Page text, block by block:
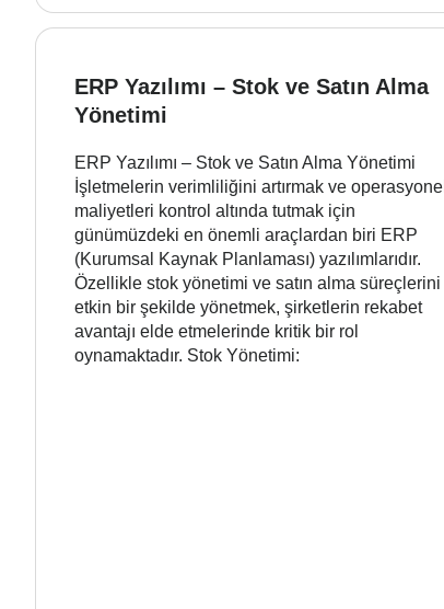
ERP Yazılımı – Stok ve Satın Alma
Yönetimi
ERP Yazılımı – Stok ve Satın Alma Yönetimi
İşletmelerin verimliliğini artırmak ve operasyonel
maliyetleri kontrol altında tutmak için
günümüzdeki en önemli araçlardan biri ERP
(Kurumsal Kaynak Planlaması) yazılımlarıdır.
Özellikle stok yönetimi ve satın alma süreçlerini
etkin bir şekilde yönetmek, şirketlerin rekabet
avantajı elde etmelerinde kritik bir rol
oynamaktadır. Stok Yönetimi: